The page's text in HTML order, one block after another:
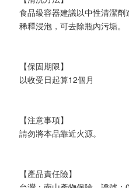
食品級容器建議以中性清潔
稀釋浸泡，可去除瓶內污垢。
【保固期限】
以收受日起算12個月
【注意事項】
請勿將本品靠近火源。
【產品責任險】